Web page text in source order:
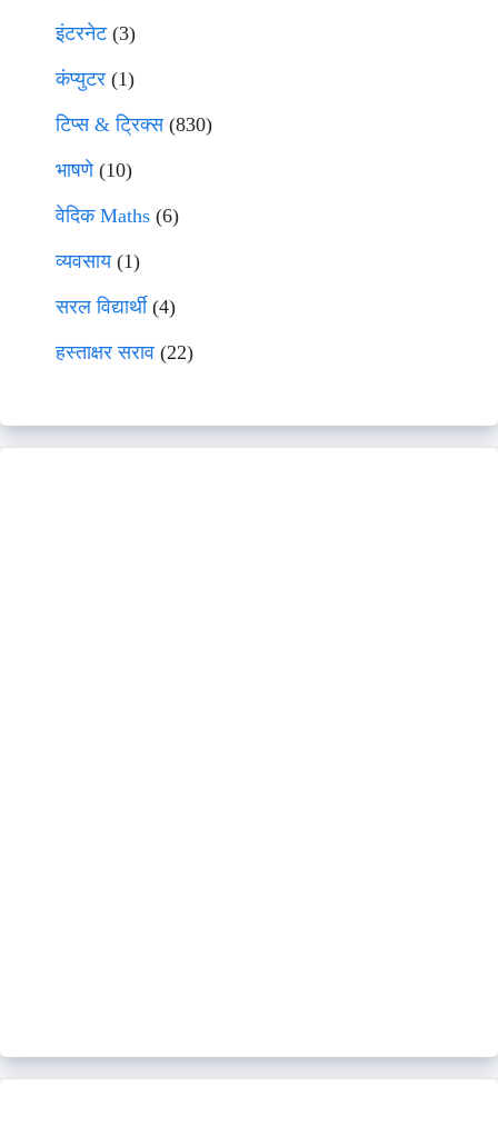
इंटरनेट(3)
कंप्युटर (1)
टिप्स & ट्रिक्स(830)
भाषणे(10)
वेदिक Maths (6)
व्यवसाय(1)
सरल विद्यार्थी(4)
हस्ताक्षर सराव (22)